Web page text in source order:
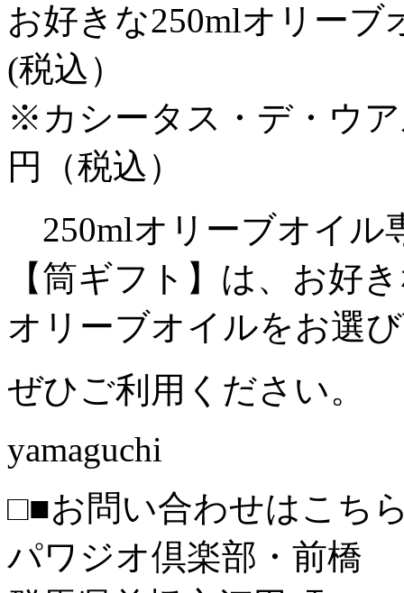
お好きな250mlオリー
(税込）
※カシータス・デ・ウ
円（税込）
250mlオリーブオイル
【筒ギフト】は、お好
オリーブオイルをお選
ぜひご利用ください。
yamaguchi
□■お問い合わせはこち
パワジオ倶楽部・前橋